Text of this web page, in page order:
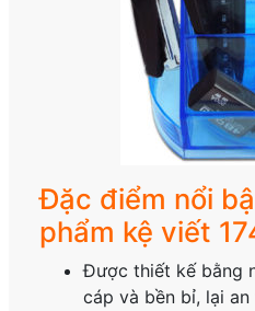
Đặc điểm nổi
phẩm kệ viết
Được thiết kế bằng
cáp và bền bỉ, lại